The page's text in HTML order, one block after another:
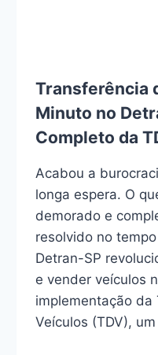
Transferência
Minuto no
Completo da
Acabou a
longa espera. O
demorado e
resolvido no
Detran-SP
e vender veículos
implementação da
Veículos (TDV),